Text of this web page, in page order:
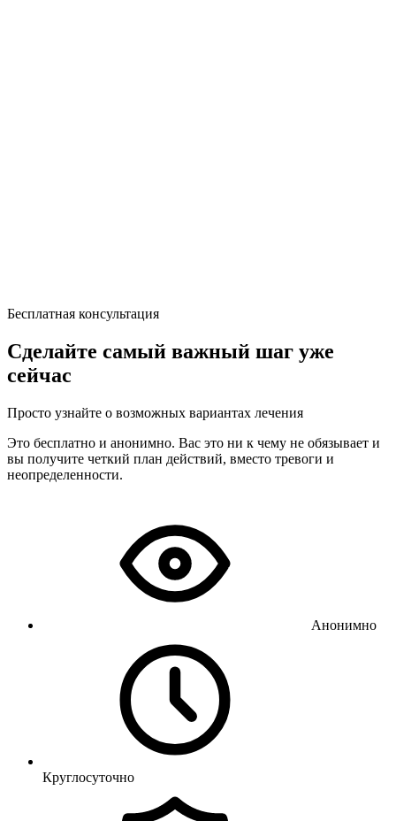
Бесплатная консультация
Сделайте самый важный шаг уже
сейчас
Просто узнайте о возможных вариантах лечения
Это бесплатно и анонимно. Вас это ни к чему не обязывает и
вы получите четкий план действий, вместо тревоги и
неопределенности.
Анонимно
Круглосуточно